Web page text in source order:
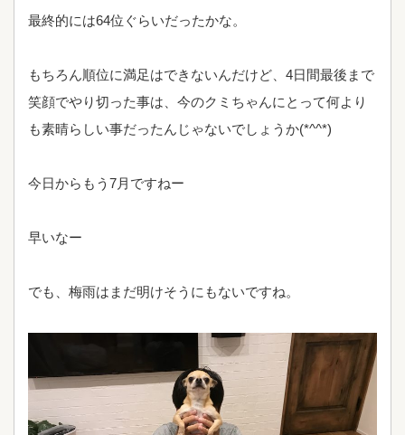
最終的には64位ぐらいだったかな。
もちろん順位に満足はできないんだけど、4日間最後まで
笑顔でやり切った事は、今のクミちゃんにとって何より
も素晴らしい事だったんじゃないでしょうか(*^^*)
今日からもう7月ですねー
早いなー
でも、梅雨はまだ明けそうにもないですね。